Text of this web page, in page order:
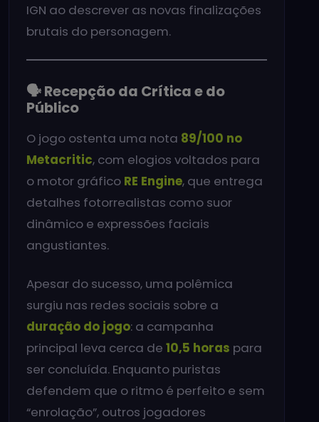
IGN ao descrever as novas finalizações
brutais do personagem.
🗣️ Recepção da Crítica e do
Público
O jogo ostenta uma nota 89/100 no
Metacritic, com elogios voltados para
o motor gráfico RE Engine, que entrega
detalhes fotorrealistas como suor
dinâmico e expressões faciais
angustiantes.
Apesar do sucesso, uma polêmica
surgiu nas redes sociais sobre a
duração do jogo: a campanha
principal leva cerca de 10,5 horas para
ser concluída. Enquanto puristas
defendem que o ritmo é perfeito e sem
“enrolação”, outros jogadores